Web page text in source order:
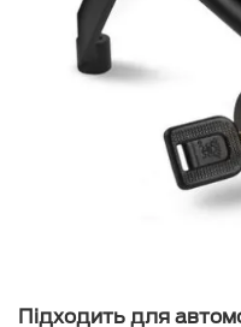
Підходить для